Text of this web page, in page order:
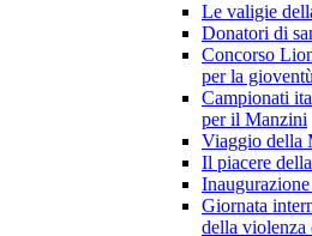
Le valigie
Donatori di
Concorso
per la
Campionati
per il Manzini
Viaggio della
Il piacere
Giornata
della violenza